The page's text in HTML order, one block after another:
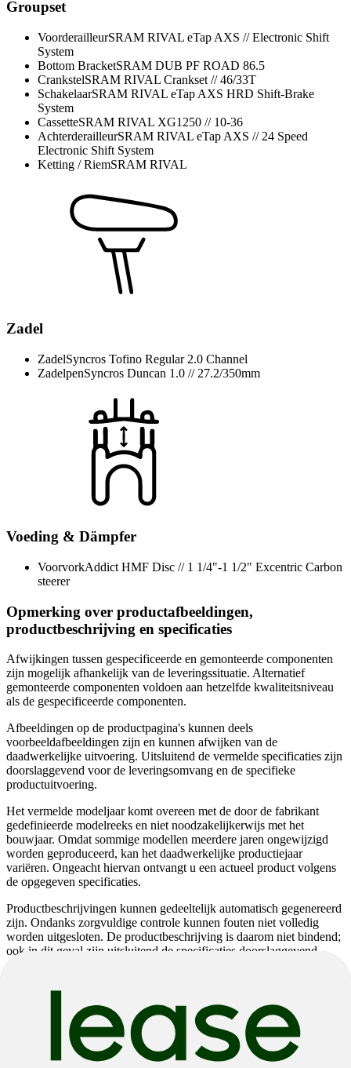
Groupset
VoorderailleurSRAM RIVAL eTap AXS // Electronic Shift
System
Bottom BracketSRAM DUB PF ROAD 86.5
CrankstelSRAM RIVAL Crankset // 46/33T
SchakelaarSRAM RIVAL eTap AXS HRD Shift-Brake
System
CassetteSRAM RIVAL XG1250 // 10-36
AchterderailleurSRAM RIVAL eTap AXS // 24 Speed
Electronic Shift System
Ketting / RiemSRAM RIVAL
Zadel
ZadelSyncros Tofino Regular 2.0 Channel
ZadelpenSyncros Duncan 1.0 // 27.2/350mm
Voeding & Dämpfer
VoorvorkAddict HMF Disc // 1 1/4"-1 1/2" Excentric Carbon
steerer
Opmerking over productafbeeldingen,
productbeschrijving en specificaties
Afwijkingen tussen gespecificeerde en gemonteerde componenten
zijn mogelijk afhankelijk van de leveringssituatie. Alternatief
gemonteerde componenten voldoen aan hetzelfde kwaliteitsniveau
als de gespecificeerde componenten.
Afbeeldingen op de productpagina's kunnen deels
voorbeeldafbeeldingen zijn en kunnen afwijken van de
daadwerkelijke uitvoering. Uitsluitend de vermelde specificaties zijn
doorslaggevend voor de leveringsomvang en de specifieke
productuitvoering.
Het vermelde modeljaar komt overeen met de door de fabrikant
gedefinieerde modelreeks en niet noodzakelijkerwijs met het
bouwjaar. Omdat sommige modellen meerdere jaren ongewijzigd
worden geproduceerd, kan het daadwerkelijke productiejaar
variëren. Ongeacht hiervan ontvangt u een actueel product volgens
de opgegeven specificaties.
Productbeschrijvingen kunnen gedeeltelijk automatisch gegenereerd
zijn. Ondanks zorgvuldige controle kunnen fouten niet volledig
worden uitgesloten. De productbeschrijving is daarom niet bindend;
ook in dit geval zijn uitsluitend de specificaties doorslaggevend.
Addict 10